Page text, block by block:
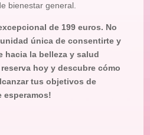
bienestar general.
de 199 euros. No
única de consentirte y
hacia la belleza y salud
hoy y descubre cómo
tus objetivos de
esperamos!